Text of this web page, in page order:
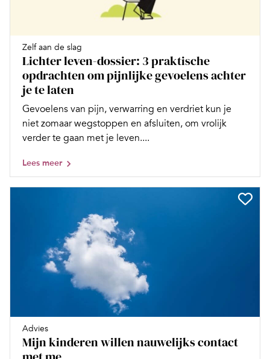
Zelf aan de slag
Lichter leven-dossier: 3 praktische
opdrachten om pijnlijke gevoelens achter
je te laten
Gevoelens van pijn, verwarring en verdriet kun je
niet zomaar wegstoppen en afsluiten, om vrolijk
verder te gaan met je leven....
Lees meer
Advies
Mijn kinderen willen nauwelijks contact